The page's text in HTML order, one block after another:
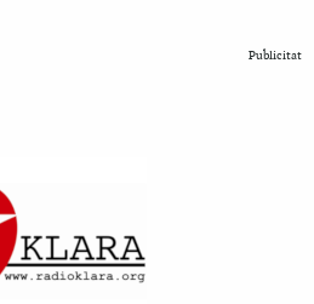
Publicitat